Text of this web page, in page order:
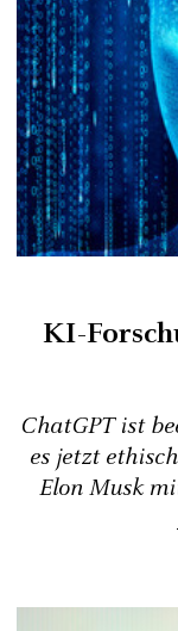
KI-
ChatGPT ist
es jetzt
Elon Musk